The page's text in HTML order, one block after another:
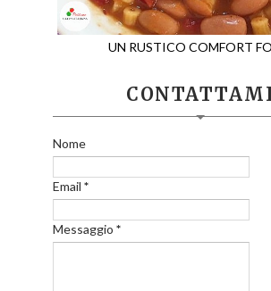
UN RUSTICO COMFORT
CONTATTAMI
Nome
Email *
Messaggio *